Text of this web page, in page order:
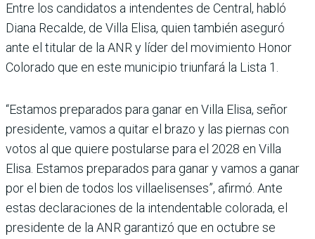
Entre los candidatos a inten­dentes de Central, habló
Diana Recalde, de Villa Elisa, quien también aseguró
ante el titular de la ANR y líder del movimiento Honor
Colorado que en este municipio triun­fará la Lista 1.
“Estamos preparados para ganar en Villa Elisa, señor
presidente, vamos a quitar el brazo y las piernas con
votos al que quiere postularse para el 2028 en Villa
Elisa. Esta­mos preparados para ganar y vamos a ganar
por el bien de todos los villaelisenses”, afirmó. Ante
estas declaracio­nes de la intendentable colo­rada, el
presidente de la ANR garantizó que en octubre se